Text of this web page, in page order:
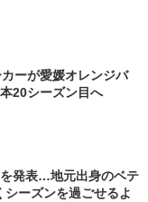
ーが愛媛オレンジバ
20シーズン目へ
発表…地元出身のベテ
ーズンを過ごせるよ